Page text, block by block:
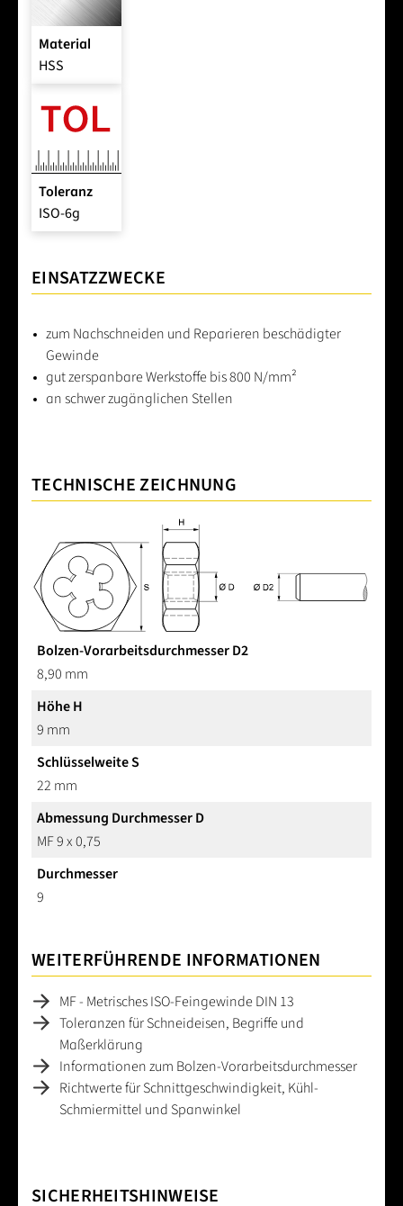
Material
HSS
Toleranz
ISO-6g
EINSATZZWECKE
zum Nachschneiden und Reparieren beschädigter
Gewinde
gut zerspanbare Werkstoffe bis 800 N/mm²
an schwer zugänglichen Stellen
TECHNISCHE ZEICHNUNG
Bolzen-Vorarbeitsdurchmesser D2
8,90 mm
Höhe H
9 mm
Schlüsselweite S
22 mm
Abmessung Durchmesser D
MF 9 x 0,75
Durchmesser
9
WEITERFÜHRENDE INFORMATIONEN
MF - Metrisches ISO-Feingewinde DIN 13
Toleranzen für Schneideisen, Begriffe und
Maßerklärung
Informationen zum Bolzen-Vorarbeitsdurchmesser
Richtwerte für Schnittgeschwindigkeit, Kühl-
Schmiermittel und Spanwinkel
SICHERHEITSHINWEISE